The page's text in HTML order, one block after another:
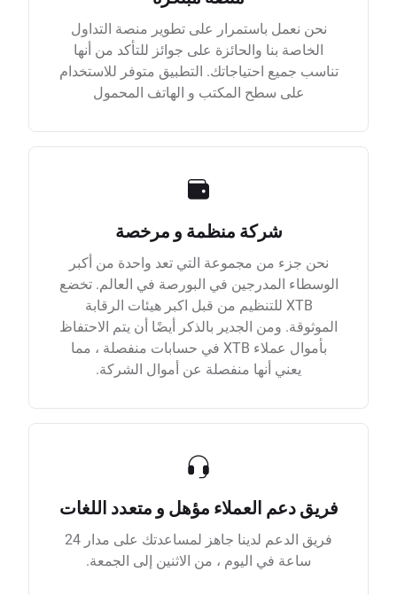
نحن نعمل باستمرار على تطوير منصة التداول
الخاصة بنا والحائزة على جوائز للتأكد من أنها
تناسب جميع احتياجاتك. التطبيق متوفر للاستخدام
على سطح المكتب و الهاتف المحمول
شركة منظمة و مرخصة
نحن جزء من مجموعة التي تعد واحدة من أكبر
الوسطاء المدرجين في البورصة في العالم. تخضع
XTB للتنظيم من قبل اكبر هيئات الرقابة
الموثوقة. ومن الجدير بالذكر أيضًا أن يتم الاحتفاظ
بأموال عملاء XTB في حسابات منفصلة ، مما
يعني أنها منفصلة عن أموال الشركة.
فريق دعم العملاء مؤهل و متعدد اللغات
فريق الدعم لدينا جاهز لمساعدتك على مدار 24
ساعة في اليوم ، من الاثنين إلى الجمعة.